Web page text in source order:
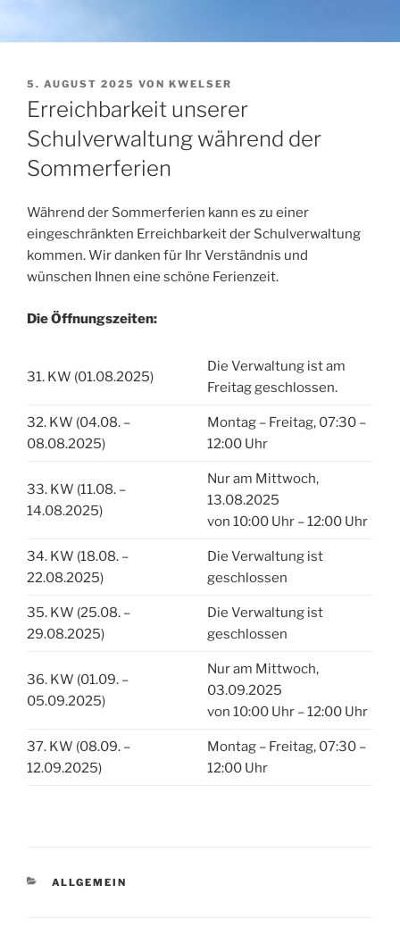
VERÖFFENTLICHT
AM
5. AUGUST 2025 VON KWELSER
Erreichbarkeit unserer
Schulverwaltung während der
Sommerferien
Während der Sommerferien kann es zu einer
eingeschränkten Erreichbarkeit der Schulverwaltung
kommen. Wir danken für Ihr Verständnis und
wünschen Ihnen eine schöne Ferienzeit.
Die Öffnungszeiten:
31. KW (01.08.2025)
Die Verwaltung ist am
Freitag geschlossen.
32. KW (04.08. –
08.08.2025)
Montag – Freitag, 07:30 –
12:00 Uhr
33. KW (11.08. –
14.08.2025)
Nur am Mittwoch,
13.08.2025
von 10:00 Uhr – 12:00 Uhr
34. KW (18.08. –
22.08.2025)
Die Verwaltung ist
geschlossen
35. KW (25.08. –
29.08.2025)
Die Verwaltung ist
geschlossen
36. KW (01.09. –
05.09.2025)
Nur am Mittwoch,
03.09.2025
von 10:00 Uhr – 12:00 Uhr
37. KW (08.09. –
12.09.2025)
Montag – Freitag, 07:30 –
12:00 Uhr
KATEGORIEN
ALLGEMEIN